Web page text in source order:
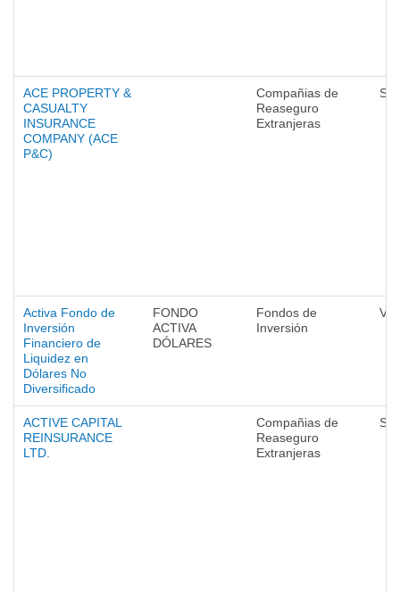
ACE PROPERTY &
CASUALTY
INSURANCE
COMPANY (ACE
P&C)
Compañias de
Reaseguro
Extranjeras
Activa Fondo de
Inversión
Financiero de
Liquidez en
Dólares No
Diversificado
FONDO
ACTIVA
DÓLARES
Fondos de
Inversión
ACTIVE CAPITAL
REINSURANCE
LTD.
Compañias de
Reaseguro
Extranjeras